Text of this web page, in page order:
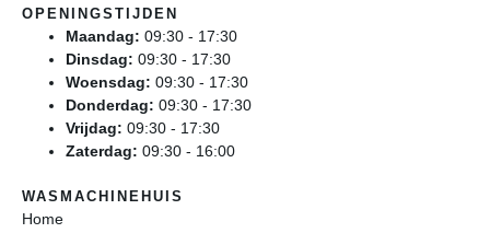
OPENINGSTIJDEN
Maandag: 09:30 - 17:30
Dinsdag: 09:30 - 17:30
Woensdag: 09:30 - 17:30
Donderdag: 09:30 - 17:30
Vrijdag: 09:30 - 17:30
Zaterdag: 09:30 - 16:00
WASMACHINEHUIS
Home